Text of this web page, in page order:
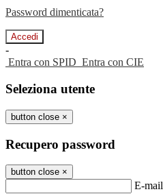
Password dimenticata?
-
Entra con SPID Entra con CIE
Seleziona utente
button close ×
Recupero password
button close ×
E-mail